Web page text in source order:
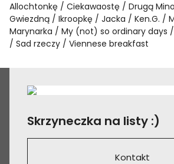
Allochtonkę Ciekawaostę Drugą
Gwiezdną
Ikroopkę Jacka Ken.G.
Marynarka
My (not) so ordinary days
Sad rzeczy
Viennese breakfast
Skrzyneczka na listy :)
Kontakt